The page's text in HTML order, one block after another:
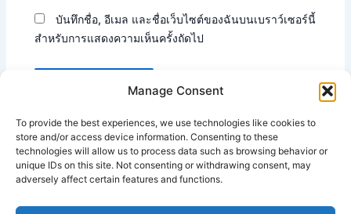
Manage Consent
To provide the best experiences, we use technologies like cookies to
store and/or access device information. Consenting to these
technologies will allow us to process data such as browsing behavior or
unique IDs on this site. Not consenting or withdrawing consent, may
adversely affect certain features and functions.
บันทึกชื่อ, อีเมล และชื่อเว็บไซต์ของฉันบนเบราว์เซอร์นี้
สำหรับการแสดงความเห็นครั้งถัดไป
This site uses Akismet to reduce spam.Learn how your
comment data is processed.